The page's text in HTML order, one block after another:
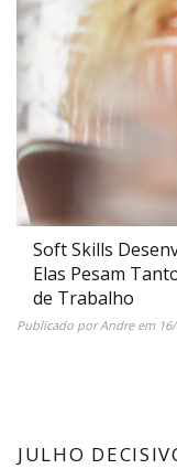
Soft Skills
Elas Pesam
de Trabalho
Publicado porAndreem
JULHO